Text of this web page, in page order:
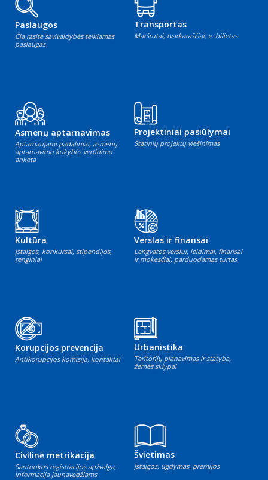
Paslaugos
Čia rasite savivaldybės teikiamas
paslaugas
Transportas
Maršrutai, tvarkaraščiai, e. bilietas
Asmenų aptarnavimas
Aptarnaujami padaliniai, asmenų
aptarnavimo kokybės vertinimo
anketa
Projektiniai pasiūlymai
Statinių projektų viešinimas
Kultūra
Įstaigos, konkursai, stipendijos,
renginiai
Verslas ir finansai
Lengvatos verslui, leidimai, finansai
ir mokesčiai, parduodamas turtas
Korupcijos prevencija
Antikorupcijos komisija, kontaktai
Urbanistika
Teritorijų planavimas ir statyba,
žemės sklypai
Civilinė metrikacija
Santuokos registracijos apžvalga,
informacija jaunavedžiams
Švietimas
Įstaigos, ugdymas, premijos